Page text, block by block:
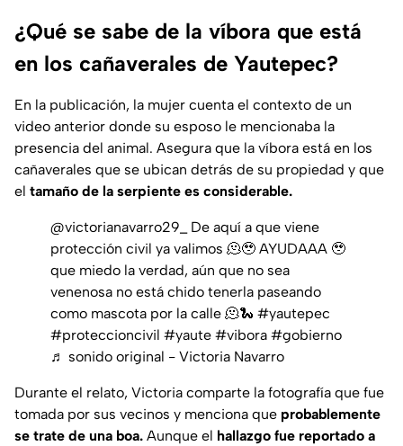
¿Qué se sabe de la víbora que está
en los cañaverales de Yautepec?
En la publicación, la mujer cuenta el contexto de un
video anterior donde su esposo le mencionaba la
presencia del animal. Asegura que la víbora está en los
cañaverales que se ubican detrás de su propiedad y que
el tamaño de la serpiente es considerable.
@victorianavarro29_
De aquí a que viene
protección civil ya valimos 🫠🥹 AYUDAAA 🥹
que miedo la verdad, aún que no sea
venenosa no está chido tenerla paseando
como mascota por la calle 🫠🐍 #yautepec
#proteccioncivil #yaute #vibora #gobierno
♬ sonido original - Victoria Navarro
Durante el relato, Victoria comparte la fotografía que fue
tomada por sus vecinos y menciona que probablemente
se trate de una boa. Aunque el hallazgo fue reportado a